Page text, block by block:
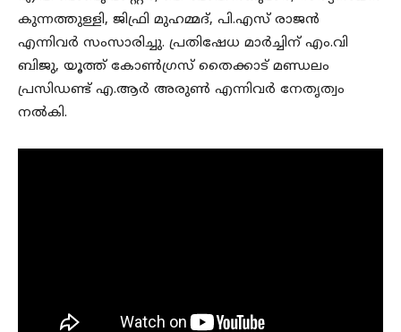
കുന്നത്തുള്ളി, ജിഫ്രി മുഹമ്മദ്, പി.എസ് രാജൻ
എന്നിവർ സംസാരിച്ചു. പ്രതിഷേധ മാർച്ചിന് എം.വി
ബിജു, യൂത്ത് കോൺഗ്രസ് തൈക്കാട് മണ്ഡലം
പ്രസിഡണ്ട് എ.ആർ അരുൺ എന്നിവർ നേതൃത്വം
നൽകി.